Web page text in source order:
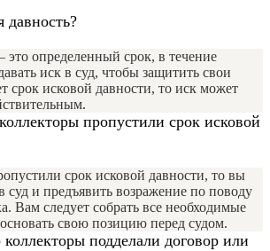
давность?
это определенный срок, в течение
иск в суд, чтобы защитить свои
срок исковой давности, то иск может
пропустили срок исковой
срок исковой давности, то вы
суд и предъявить возражение по поводу
Вам следует собрать все необходимые
свою позицию перед судом.
коллекторы подделали договор или